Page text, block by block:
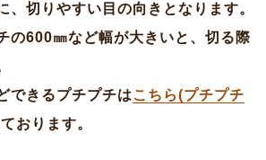
、切りやすい目の向きとなります。
の600㎜など幅が大きいと、切る際
できるプチプチは こちら(プチプチ
おります。